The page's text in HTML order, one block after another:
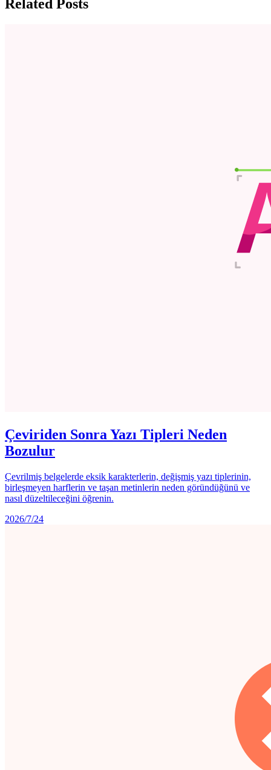
Related Posts
Çeviriden Sonra Yazı Tipleri Neden
Bozulur
Çevrilmiş belgelerde eksik karakterlerin, değişmiş yazı tiplerinin,
birleşmeyen harflerin ve taşan metinlerin neden göründüğünü ve
nasıl düzeltileceğini öğrenin.
2026/7/24